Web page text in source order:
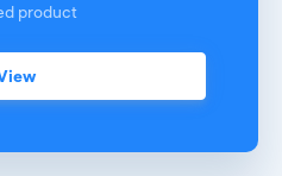
product